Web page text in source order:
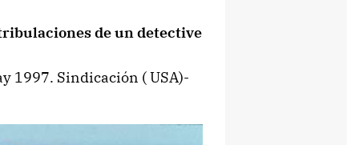
de un detective
1997. Sindicación ( USA)-